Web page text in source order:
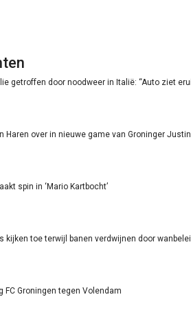
getroffen door noodweer in Italië: “Auto ziet
Haren over in nieuwe game van Groninger
spin in ‘Mario Kartbocht’
kijken toe terwijl banen verdwijnen door
FC Groningen tegen Volendam